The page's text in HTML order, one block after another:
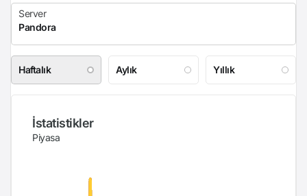
Haftalık Aylık Yıllık
İstatistikler
Piyasa